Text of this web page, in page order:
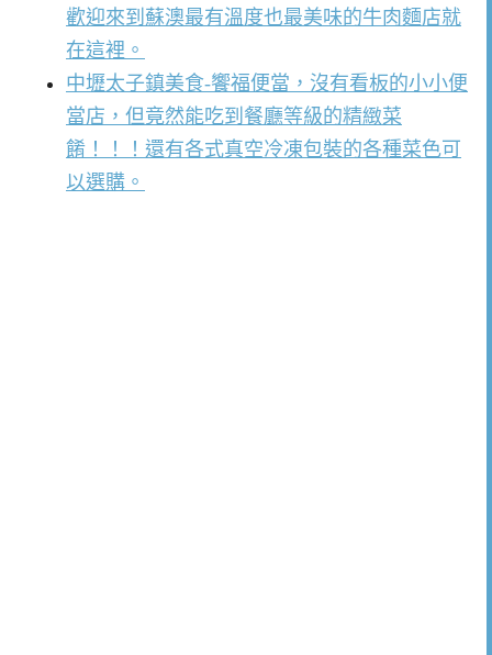
歡迎來到蘇澳最有溫度也最美味的牛肉麵店就
在這裡。
中壢太子鎮美食-饗福便當，沒有看板的小小便
當店，但竟然能吃到餐廳等級的精緻菜
餚！！！還有各式真空冷凍包裝的各種菜色可
以選購。